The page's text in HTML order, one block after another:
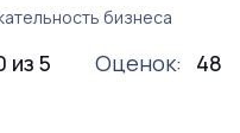
бизнеса
из 5 Оценок: 48